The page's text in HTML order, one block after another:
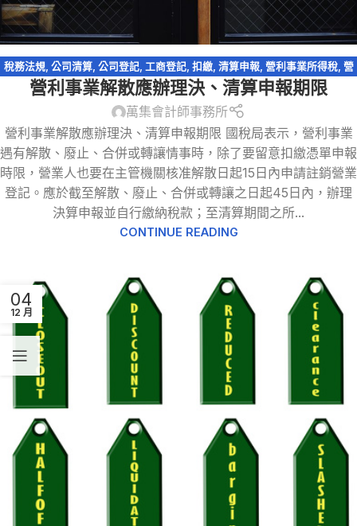
稅務法規, 公司清算, 公司登記, 工商登記, 扣繳, 清算申報, 營利事業所得稅, 營
業登記,解散清算申報
營利事業解散應辦理決、清算申報期限
萬集會計師事務所
營利事業解散應辦理決、清算申報期限 國稅局表示，營利事業
遇有解散、廢止、合併或轉讓情事時，除了要留意扣繳憑單申報
時限，營業人也要在主管機關核准解散日起15日內申請註銷營業
登記。應於截至解散、廢止、合併或轉讓之日起45日內，辦理
決算申報並自行繳納稅款；至清算期間之所...
CONTINUE READING
04
12 月